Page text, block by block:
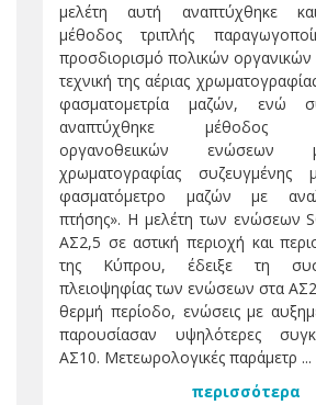
μελέτη αυτή αναπτύχθηκε
μέθοδος τριπλής
προσδιορισμό πολικών
τεχνική της αέριας
φασματομετρία μαζών, ενώ
αναπτύχθηκε μέθοδος
οργανοθειικών
χρωματογραφίας συζευγμένης
φασματόμετρο μαζών με
πτήσης». Η μελέτη των ενώσεων
ΑΣ2,5 σε αστική περιοχή και
της Κύπρου, έδειξε τη
πλειοψηφίας των ενώσεων στα
θερμή περίοδο, ενώσεις με
παρουσίασαν υψηλότερες
ΑΣ10. Μετεωρολογικές παράμετρ ...
περισσότερα